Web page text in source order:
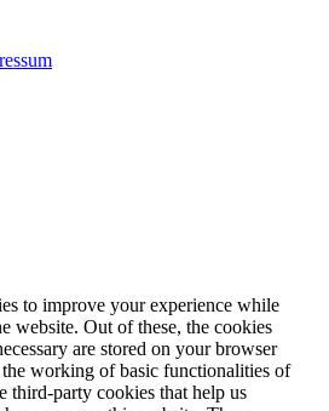
to improve your experience while
website. Out of these, the cookies
are stored on your browser
the working of basic functionalities of
third-party cookies that help us